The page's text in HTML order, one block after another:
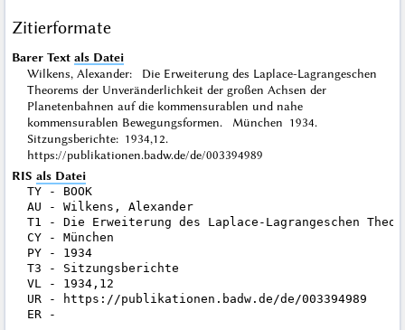
Zitierformate
Barer Text als Datei
Wilkens, Alexander: Die Erweiterung des Laplace-Lagrangeschen
Theorems der Unveränderlichkeit der großen Achsen der
Planetenbahnen auf die kommensurablen und nahe
kommensurablen Bewegungsformen. München 1934.
Sitzungsberichte: 1934,12.
https://publikationen.badw.de/de/003394989
RIS als Datei
TY - BOOK
AU - Wilkens, Alexander
T1 - Die Erweiterung des Laplace-Lagrangeschen
CY - München
PY - 1934
T3 - Sitzungsberichte
VL - 1934,12
UR - https://publikationen.badw.de/de/003394989